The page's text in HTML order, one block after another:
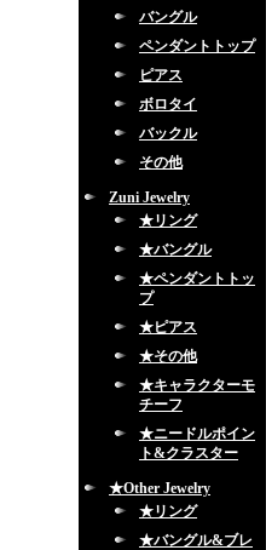
バングル
ペンダントトップ
ピアス
ボロタイ
バックル
その他
Zuni Jewelry
★リング
★バングル
★ペンダントトッ
プ
★ピアス
★その他
★キャラクターモ
チーフ
★ニードルポイン
ト&クラスター
★Other Jewelry
★リング
★バングル&ブレ